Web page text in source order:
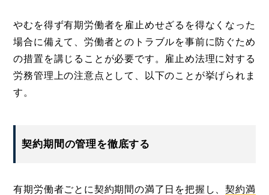
やむを得ず有期労働者を雇止めせざるを得なくなった
場合に備えて、労働者とのトラブルを事前に防ぐため
の措置を講じることが必要です。雇止め法理に対する
労務管理上の注意点として、以下のことが挙げられま
す。
契約期間の管理を徹底する
有期労働者ごとに契約期間の満了日を把握し、契約満